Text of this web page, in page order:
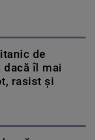
de
dacă îl mai
rasist și